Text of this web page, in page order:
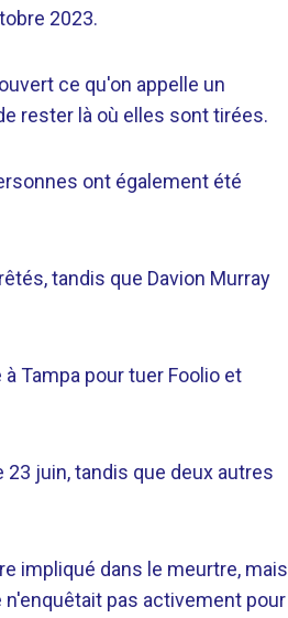
2023.
ce qu'on appelle un
rester là où elles sont tirées.
ont également été
tandis que Davion Murray
Tampa pour tuer Foolio et
23 juin, tandis que deux autres
impliqué dans le meurtre, mais
n'enquêtait pas activement pour